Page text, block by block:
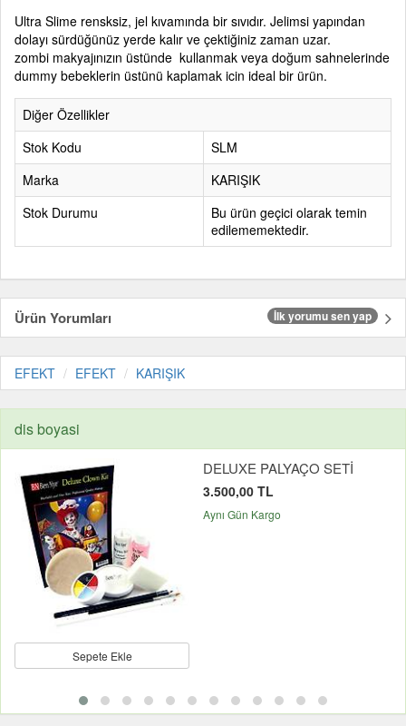
Ultra Slime rensksiz, jel kıvamında bir sıvıdır. Jelimsi yapından
dolayı sürdüğünüz yerde kalır ve çektiğiniz zaman uzar.
zombi makyajınızın üstünde kullanmak veya doğum sahnelerinde
dummy bebeklerin üstünü kaplamak icin ideal bir ürün.
Diğer Özellikler
Stok Kodu
SLM
Marka
KARIŞIK
Stok Durumu
Bu ürün geçici olarak temin
edilememektedir.
Ürün Yorumları İlk yorumu sen yap
EFEKT EFEKT KARIŞIK
dis boyasi
Sepete Ekle
DELUXE PALYAÇO SETİ
3.500,00 TL
Aynı Gün Kargo